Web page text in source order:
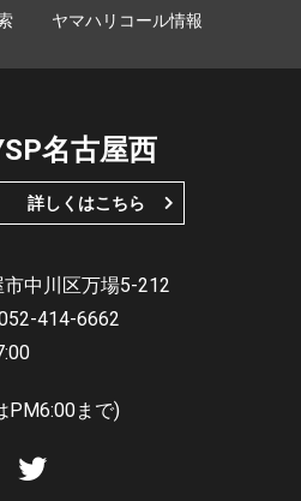
ヤマハリコール情報
名古屋西
詳しくはこちら
中川区万場5-212
414-6662
PM6:00まで)